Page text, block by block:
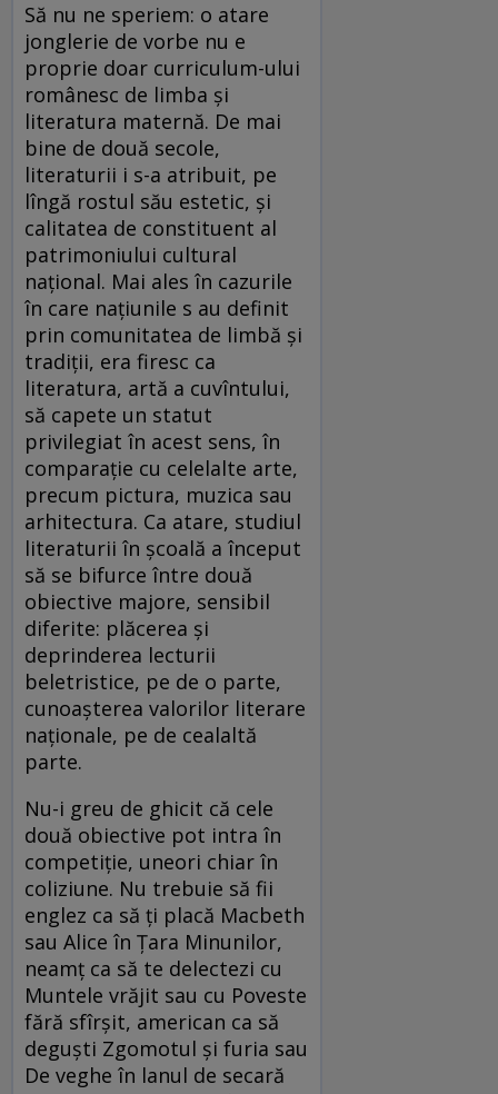
Să nu ne speriem: o atare
jonglerie de vorbe nu e
proprie doar curriculum-ului
românesc de limba și
literatura maternă. De mai
bine de două secole,
literaturii i s-a atribuit, pe
lîngă rostul său estetic, și
calitatea de constituent al
patrimoniului cultural
național. Mai ales în cazurile
în care națiunile s au definit
prin comunitatea de limbă și
tradiții, era firesc ca
literatura, artă a cuvîntului,
să capete un statut
privilegiat în acest sens, în
comparație cu celelalte arte,
precum pictura, muzica sau
arhitectura. Ca atare, studiul
literaturii în școală a început
să se bifurce între două
obiective majore, sensibil
diferite: plăcerea și
deprinderea lecturii
beletristice, pe de o parte,
cunoașterea valorilor literare
naționale, pe de cealaltă
parte.
Nu-i greu de ghicit că cele
două obiective pot intra în
competiție, uneori chiar în
coliziune. Nu trebuie să fii
englez ca să ți placă Macbeth
sau Alice în Țara Minunilor,
neamț ca să te delectezi cu
Muntele vrăjit sau cu Poveste
fără sfîrșit, american ca să
deguști Zgomotul și furia sau
De veghe în lanul de secară